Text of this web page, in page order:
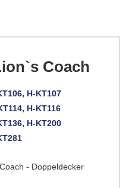
Coach
H-KT107
H-KT116
H-KT200